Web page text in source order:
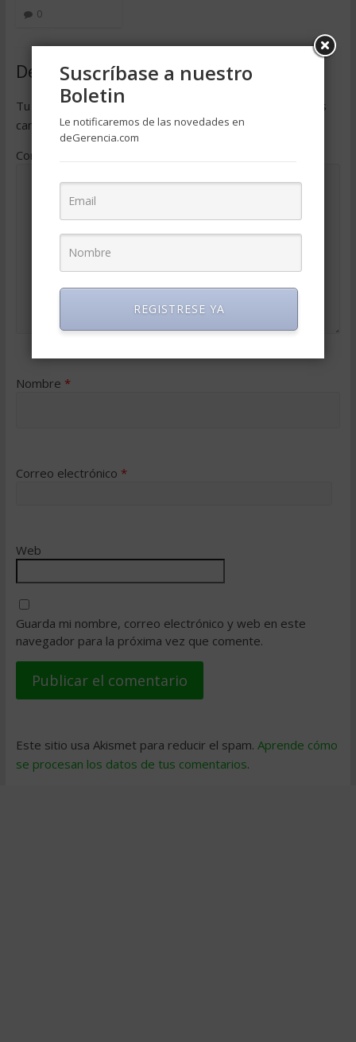
0
Deja una respuesta
Tu dirección de correo electrónico no será publicada.
Los
campos obligatorios están marcados con*
Comentario
Nombre *
Correo electrónico *
Web
Guarda mi nombre, correo electrónico y web en este
navegador para la próxima vez que comente.
Este sitio usa Akismet para reducir el spam. Aprende cómo
se procesan los datos de tus comentarios.
Suscríbase a nuestro
Boletin
Le notificaremos de las novedades en
deGerencia.com
REGISTRESE YA